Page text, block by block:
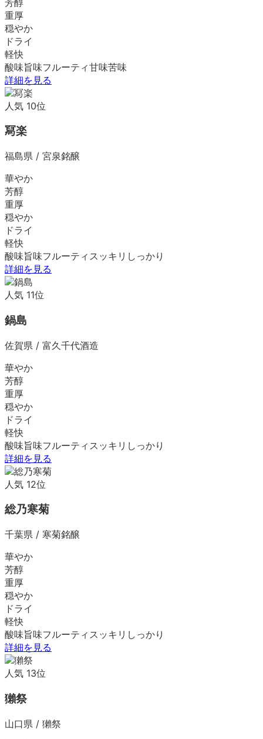
重厚
穏やか
ドライ
軽快
酸味旨味フルーティ甘味苦味
詳細を見る
人気 10位
冩楽
福島県 / 宮泉銘醸
華やか
芳醇
重厚
穏やか
ドライ
軽快
酸味旨味フルーティ スッキリ しっかり
詳細を見る
人気 11位
鍋島
佐賀県 / 富久千代酒造
華やか
芳醇
重厚
穏やか
ドライ
軽快
酸味旨味フルーティ スッキリ しっかり
詳細を見る
人気 12位
総乃寒菊
千葉県 / 寒菊銘醸
華やか
芳醇
重厚
穏やか
ドライ
軽快
酸味旨味フルーティ スッキリ しっかり
詳細を見る
人気 13位
獺祭
山口県 / 獺祭